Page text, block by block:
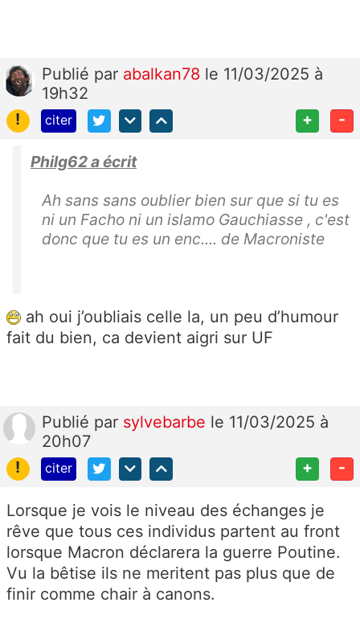
Publié par abalkan78 le 11/03/2025 à
19h32
!
citer + -
Philg62 a écrit
Ah sans sans oublier bien sur que si tu es
ni un Facho ni un islamo Gauchiasse , c'est
donc que tu es un enc.... de Macroniste
ah oui j’oubliais celle la, un peu d’humour
fait du bien, ca devient aigri sur UF
Publié par sylvebarbe le 11/03/2025 à
20h07
!
citer + -
Lorsque je vois le niveau des échanges je
rêve que tous ces individus partent au front
lorsque Macron déclarera la guerre Poutine.
Vu la bêtise ils ne meritent pas plus que de
finir comme chair à canons.